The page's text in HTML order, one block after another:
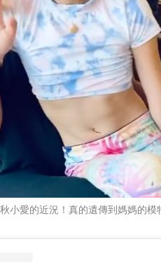
小愛的近況！真的遺傳到媽媽的模